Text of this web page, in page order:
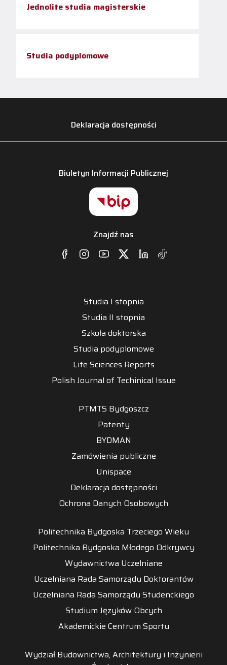
Jednolite studia magisterskie
Studia podyplomowe
Deklaracja dostępności
Biuletyn Informacji Publicznej
Znajdź nas
Studia I stopnia
Studia II stopnia
Szkoła doktorska
Studia podyplomowe
Life Sciences Reports
Polish Journal of Techinical Issue
PTMTS Bydgoszcz
Patenty
BYDMAN
Zamówienia publiczne
Unispace
Deklaracja dostępności
Ochrona Danych Osobowych
Politechnika Bydgoska Trzeciego Wieku
Politechnika Bydgoska Młodego Odkrywcy
Wydawnictwa Uczelniane
Uczelniana Rada Samorządu Doktorantów
Uczelniana Rada Samorządu Studenckiego
Studium Języków Obcych
Akademickie Centrum Sportu
Wydział Budownictwa, Architektury i Inżynierii